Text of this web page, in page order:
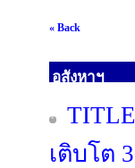
« Back
อสังหาฯ
เติบโต